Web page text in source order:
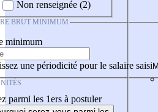
Non renseignée (2)
BRUT MINIMUM
minimum
une périodicité pour le salaire saisi
parmi les 1ers à postuler